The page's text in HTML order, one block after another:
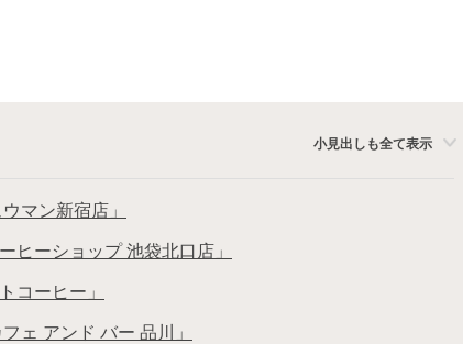
小見出しも全て表示
マン新宿店」
ヒーショップ 池袋北口店」
コーヒー」
ェ アンド バー 品川」